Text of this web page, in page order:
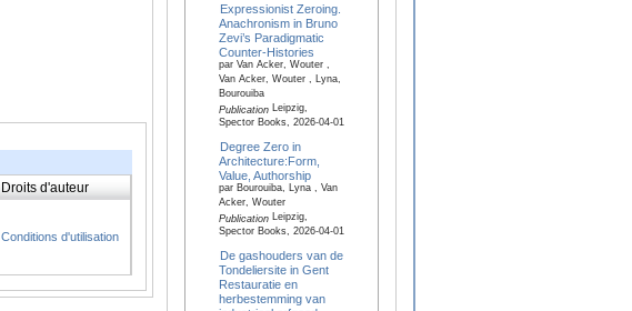
Droits d'auteur
Conditions d'utilisation
Expressionist Zeroing.
Anachronism in Bruno
Zevi’s Paradigmatic
Counter-Histories
par Van Acker, Wouter ,
Van Acker, Wouter , Lyna,
Bourouiba
PublicationLeipzig,
Spector Books, 2026-04-01
Degree Zero in
Architecture:Form,
Value, Authorship
par Bourouiba, Lyna , Van
Acker, Wouter
PublicationLeipzig,
Spector Books, 2026-04-01
De gashouders van de
Tondeliersite in Gent
Restauratie en
herbestemming van